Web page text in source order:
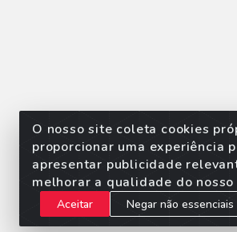
O nosso site coleta cookies
proporcionar uma experiência
apresentar publicidade
melhorar a qualidade do nosso
Aceitar Negar não essenciais
Sorpan